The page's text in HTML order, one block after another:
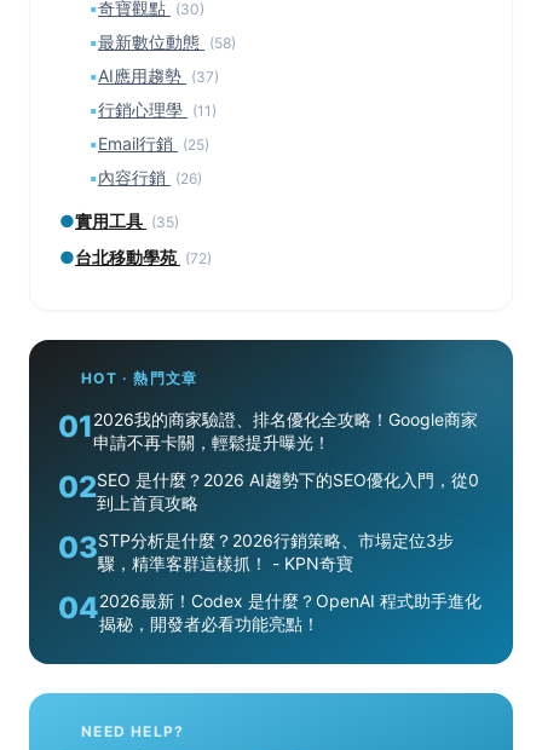
▪奇寶觀點 (30)
▪最新數位動態 (58)
▪AI應用趨勢 (37)
▪行銷心理學 (11)
▪Email行銷 (25)
▪內容行銷 (26)
●實用工具 (35)
●台北移動學苑 (72)
HOT · 熱門文章
012026我的商家驗證、排名優化全攻略！Google商家
申請不再卡關，輕鬆提升曝光！
02SEO 是什麼？2026 AI趨勢下的SEO優化入門，從0
到上首頁攻略
03STP分析是什麼？2026行銷策略、市場定位3步
驟，精準客群這樣抓！ - KPN奇寶
042026最新！Codex 是什麼？OpenAI 程式助手進化
揭秘，開發者必看功能亮點！
NEED HELP?